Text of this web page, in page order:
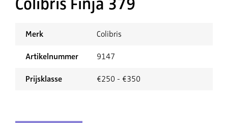
Merk Colibris
Artikelnummer 9147
Prijsklasse €250 - €350